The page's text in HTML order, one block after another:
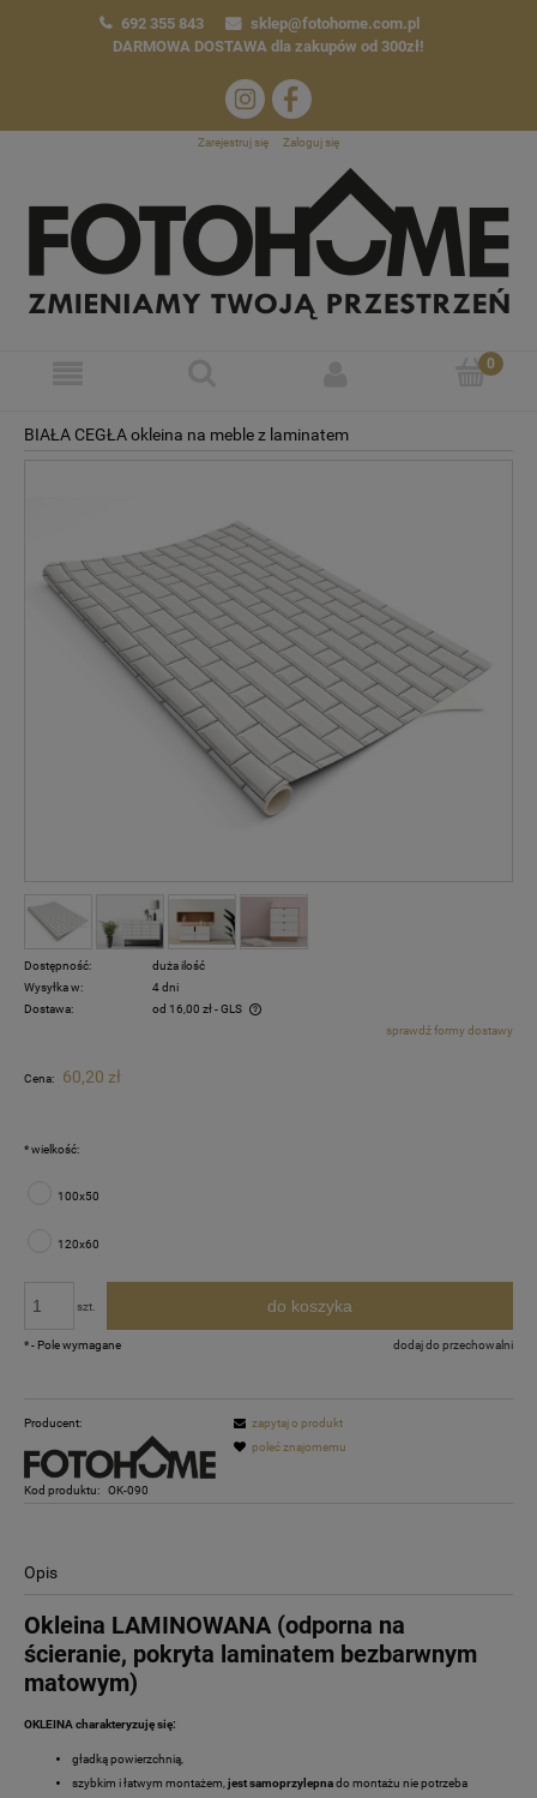
692 355 843
sklep@fotohome.com.pl
DARMOWA DOSTAWA dla zakupów od 300zł!
Zarejestruj się Zaloguj się
BIAŁA CEGŁA okleina na meble z laminatem
Dostępność:
duża ilość
Wysyłka w:
4 dni
Dostawa:
od 16,00 zł- GLS
Cena nie zawiera ewentualnych kosztów płatnościsprawdź formy dostawy
Cena: 60,20 zł
*wielkość:
100x50
120x60
szt. do koszyka
dodaj do przechowalni
*- Pole wymagane
Producent:
Kod produktu: OK-090
zapytaj o produkt
poleć znajomemu
Opis
Okleina LAMINOWANA (odporna na
ścieranie, pokryta laminatem bezbarwnym
matowym)
OKLEINA charakteryzuję się:
gładką powierzchnią,
szybkim i łatwym montażem, jest samoprzylepnado montażu nie potrzeba